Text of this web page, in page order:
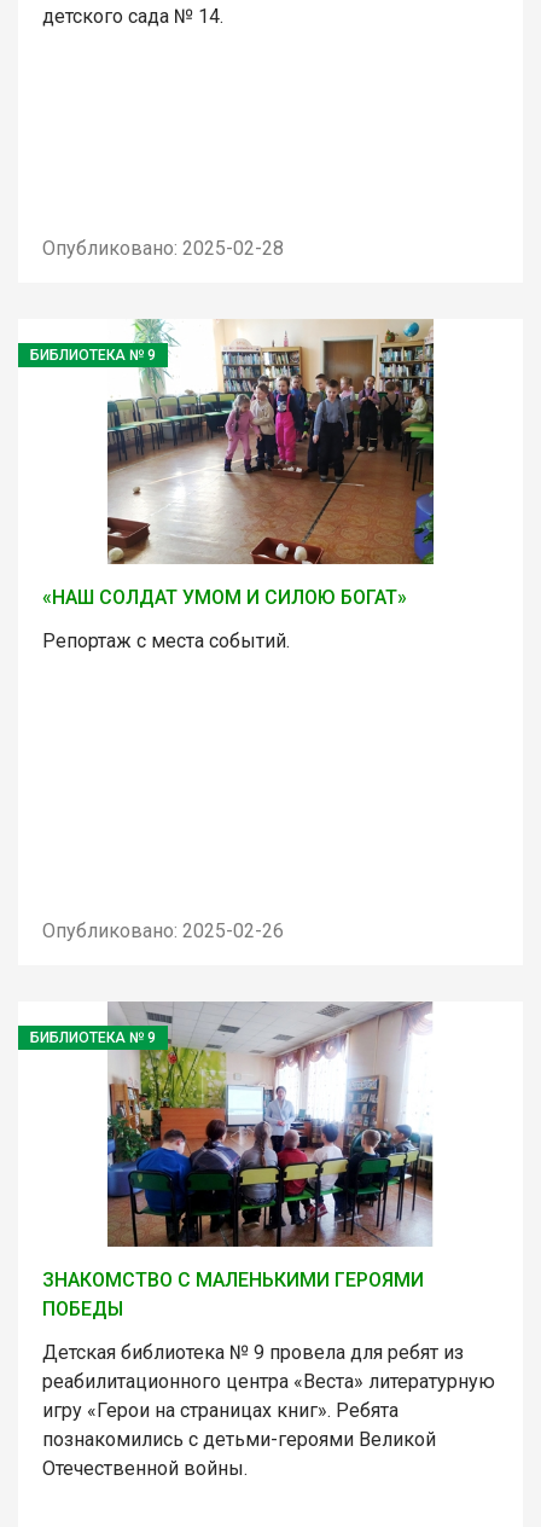
детского сада № 14.
Опубликовано: 2025-02-28
БИБЛИОТЕКА № 9
«НАШ СОЛДАТ УМОМ И СИЛОЮ БОГАТ»
Репортаж с места событий.
Опубликовано: 2025-02-26
БИБЛИОТЕКА № 9
ЗНАКОМСТВО С МАЛЕНЬКИМИ ГЕРОЯМИ
ПОБЕДЫ
Детская библиотека № 9 провела для ребят из
реабилитационного центра «Веста» литературную
игру «Герои на страницах книг». Ребята
познакомились с детьми-героями Великой
Отечественной войны.